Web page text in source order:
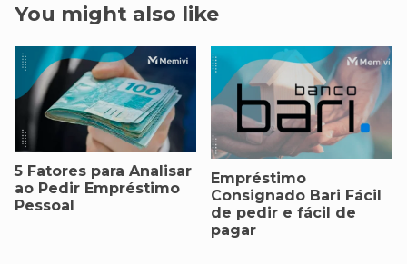
You might also like
5 Fatores para Analisar
ao Pedir Empréstimo
Pessoal
Empréstimo
Consignado Bari Fácil
de pedir e fácil de
pagar